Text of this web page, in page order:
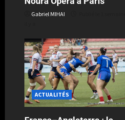
Gabriel MIHAI
ACTUALITÉS